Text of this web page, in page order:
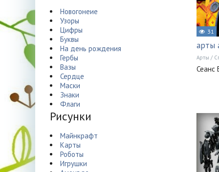
31
арты
Арты /
Сеанс
Новогонеие
Узоры
Цифры
Буквы
На день рождения
Гербы
Вазы
Сердце
Маски
Знаки
Флаги
Рисунки
Майнкрафт
Карты
Роботы
Игрушки